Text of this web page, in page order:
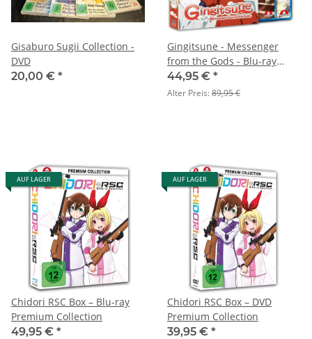
Gisaburo Sugii Collection -
DVD
20,00 € *
Gingitsune - Messenger
from the Gods - Blu-ray
Premium Collection
44,95 € *
Alter Preis:89,95 €
AUF LAGER
Chidori RSC Box – Blu-ray
Premium Collection
49,95 € *
AUF LAGER
Chidori RSC Box – DVD
Premium Collection
39,95 € *